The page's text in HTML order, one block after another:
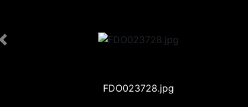
FDO023728.jpg
Previous